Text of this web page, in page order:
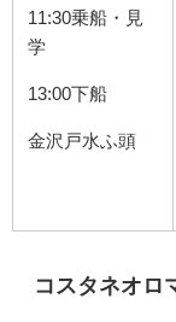
11:30乗船・見
学
13:00下船
金沢戸水ふ頭
コスタネオロ